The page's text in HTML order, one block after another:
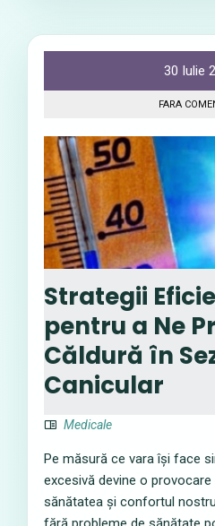
30 Iulie
FARA
Strategii
pentru a Ne
Căldură în
Canicular
Medicale
Pe măsură ce vara își face
excesivă devine o
sănătatea și confortul